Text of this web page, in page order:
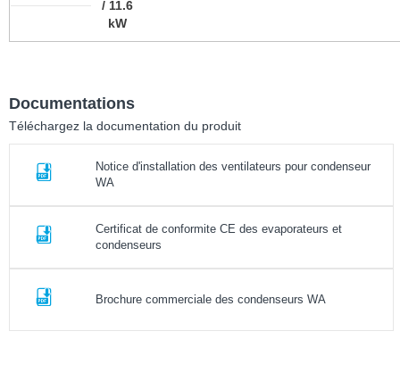
/ 11.6
kW
Documentations
Téléchargez la documentation du produit
Notice d'installation des ventilateurs pour condenseur
WA
Certificat de conformite CE des evaporateurs et
condenseurs
Brochure commerciale des condenseurs WA